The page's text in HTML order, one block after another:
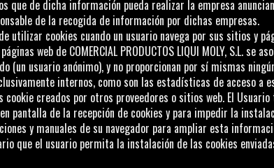
que de dicha información pueda realizar la empresa
de la recogida de información por dichas empresas.
utilizar cookies cuando un usuario navega por sus sitios y
web de COMERCIAL PRODUCTOS LIQUI MOLY, S.L.se
(un usuario anónimo), y no proporcionan por sí mismas
internos, como son las estadísticas de acceso a
creados por otros proveedores o sitios web. El
pantalla de la recepción de cookies y para impedir la
y manuales de su navegador para ampliar esta
que el usuario permita la instalación de las cookies